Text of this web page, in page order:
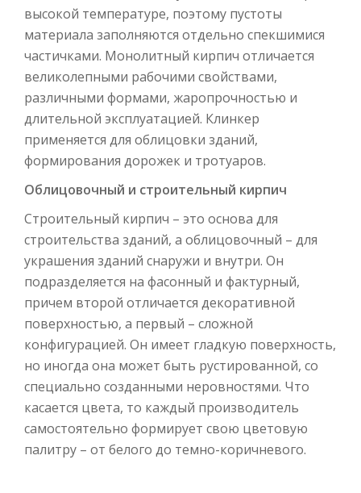
высокой температуре, поэтому пустоты
материала заполняются отдельно спекшимися
частичками. Монолитный кирпич отличается
великолепными рабочими свойствами,
различными формами, жаропрочностью и
длительной эксплуатацией. Клинкер
применяется для облицовки зданий,
формирования дорожек и тротуаров.
Облицовочный и строительный кирпич
Строительный кирпич – это основа для
строительства зданий, а облицовочный – для
украшения зданий снаружи и внутри. Он
подразделяется на фасонный и фактурный,
причем второй отличается декоративной
поверхностью, а первый – сложной
конфигурацией. Он имеет гладкую поверхность,
но иногда она может быть рустированной, со
специально созданными неровностями. Что
касается цвета, то каждый производитель
самостоятельно формирует свою цветовую
палитру – от белого до темно-коричневого.